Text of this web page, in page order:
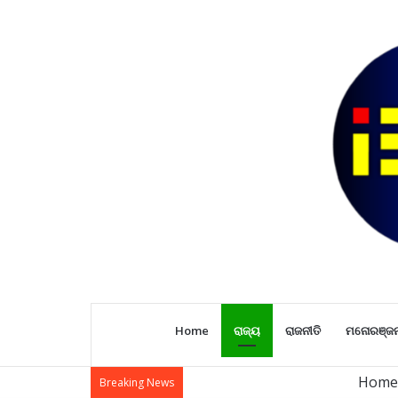
Home ରାଜ୍ୟ ରାଜନୀତି
Breaking News Home